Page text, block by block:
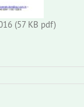
(57 KB pdf)